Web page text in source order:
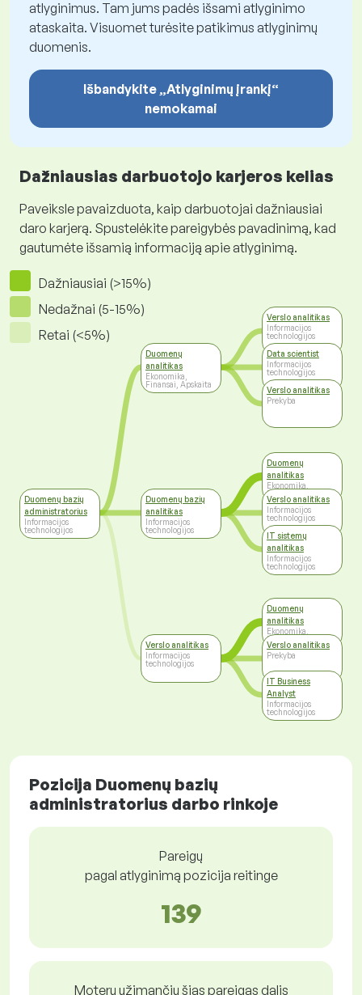
atlyginimus. Tam jums padės išsami atlyginimo
ataskaita. Visuomet turėsite patikimus atlyginimų
duomenis.
Išbandykite „Atlyginimų įrankį“
nemokamai
Dažniausias darbuotojo karjeros kelias
Paveiksle pavaizduota, kaip darbuotojai dažniausiai
daro karjerą. Spustelėkite pareigybės pavadinimą, kad
gautumėte išsamią informaciją apie atlyginimą.
Dažniausiai (>15%)
Nedažnai (5-15%)
Retai (<5%)
Duomenų bazių
administratorius
Informacijos
technologijos
Duomenų
analitikas
Ekonomika,
Finansai, Apskaita
Duomenų bazių
analitikas
Informacijos
technologijos
Verslo analitikas
Informacijos
technologijos
Verslo analitikas
Informacijos
technologijos
Data scientist
Informacijos
technologijos
Verslo analitikas
Prekyba
Duomenų
analitikas
Ekonomika,
Finansai, Apskaita
Verslo analitikas
Informacijos
technologijos
IT sistemų
analitikas
Informacijos
technologijos
Duomenų
analitikas
Ekonomika,
Finansai, Apskaita
Verslo analitikas
Prekyba
IT Business
Analyst
Informacijos
technologijos
Pozicija Duomenų bazių
administratorius darbo rinkoje
Pareigų
pagal atlyginimą pozicija reitinge
139
Moterų užimančių šias pareigas dalis